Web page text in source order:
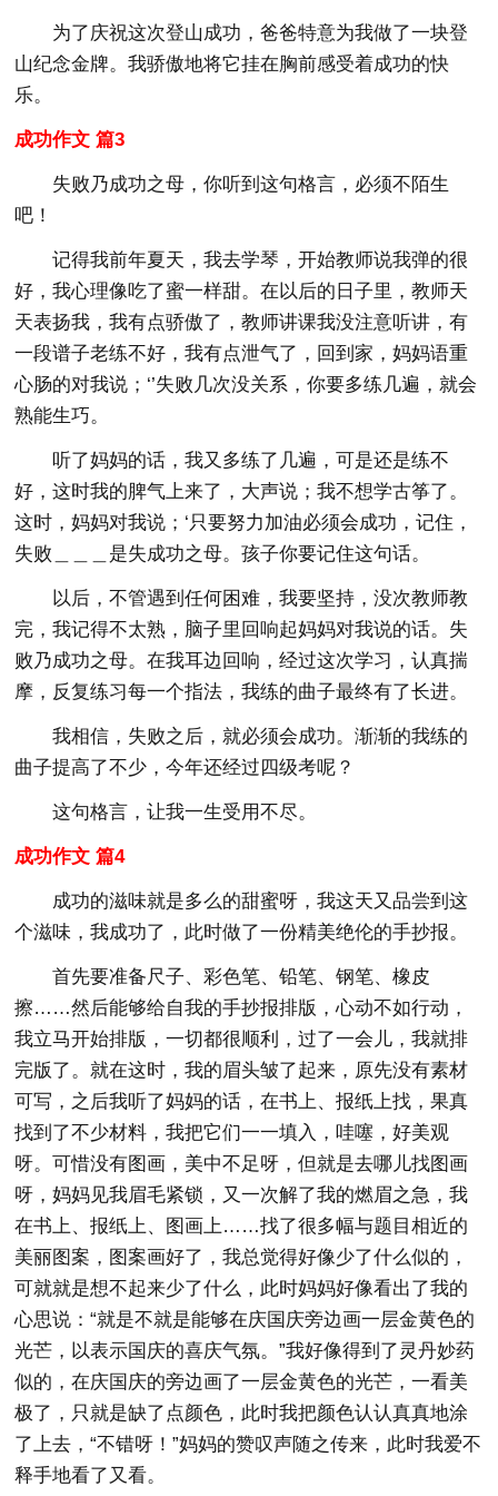
为了庆祝这次登山成功，爸爸特意为我做了一块登
山纪念金牌。我骄傲地将它挂在胸前感受着成功的快
乐。
成功作文 篇3
失败乃成功之母，你听到这句格言，必须不陌生
吧！
记得我前年夏天，我去学琴，开始教师说我弹的很
好，我心理像吃了蜜一样甜。在以后的日子里，教师天
天表扬我，我有点骄傲了，教师讲课我没注意听讲，有
一段谱子老练不好，我有点泄气了，回到家，妈妈语重
心肠的对我说；‘’失败几次没关系，你要多练几遍，就会
熟能生巧。
听了妈妈的话，我又多练了几遍，可是还是练不
好，这时我的脾气上来了，大声说；我不想学古筝了。
这时，妈妈对我说；‘只要努力加油必须会成功，记住，
失败＿＿＿是失成功之母。孩子你要记住这句话。
以后，不管遇到任何困难，我要坚持，没次教师教
完，我记得不太熟，脑子里回响起妈妈对我说的话。失
败乃成功之母。在我耳边回响，经过这次学习，认真揣
摩，反复练习每一个指法，我练的曲子最终有了长进。
我相信，失败之后，就必须会成功。渐渐的我练的
曲子提高了不少，今年还经过四级考呢？
这句格言，让我一生受用不尽。
成功作文 篇4
成功的滋味就是多么的甜蜜呀，我这天又品尝到这
个滋味，我成功了，此时做了一份精美绝伦的手抄报。
首先要准备尺子、彩色笔、铅笔、钢笔、橡皮
擦……然后能够给自我的手抄报排版，心动不如行动，
我立马开始排版，一切都很顺利，过了一会儿，我就排
完版了。就在这时，我的眉头皱了起来，原先没有素材
可写，之后我听了妈妈的话，在书上、报纸上找，果真
找到了不少材料，我把它们一一填入，哇噻，好美观
呀。可惜没有图画，美中不足呀，但就是去哪儿找图画
呀，妈妈见我眉毛紧锁，又一次解了我的燃眉之急，我
在书上、报纸上、图画上……找了很多幅与题目相近的
美丽图案，图案画好了，我总觉得好像少了什么似的，
可就就是想不起来少了什么，此时妈妈好像看出了我的
心思说：“就是不就是能够在庆国庆旁边画一层金黄色的
光芒，以表示国庆的喜庆气氛。”我好像得到了灵丹妙药
似的，在庆国庆的旁边画了一层金黄色的光芒，一看美
极了，只就是缺了点颜色，此时我把颜色认认真真地涂
了上去，“不错呀！”妈妈的赞叹声随之传来，此时我爱不
释手地看了又看。